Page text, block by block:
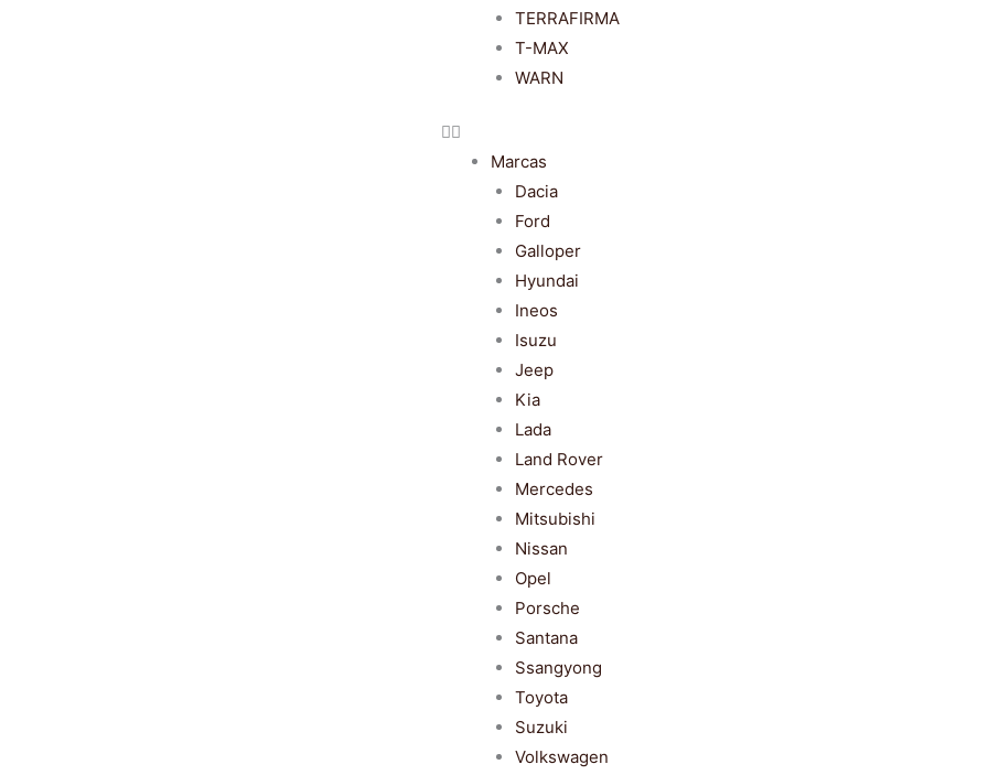
TERRAFIRMA
T-MAX
WARN
Marcas
Dacia
Ford
Galloper
Hyundai
Ineos
Isuzu
Jeep
Kia
Lada
Land Rover
Mercedes
Mitsubishi
Nissan
Opel
Porsche
Santana
Ssangyong
Toyota
Suzuki
Volkswagen